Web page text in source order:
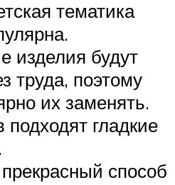
тематика
изделия будут
труда, поэтому
их заменять.
подходят гладкие
способ